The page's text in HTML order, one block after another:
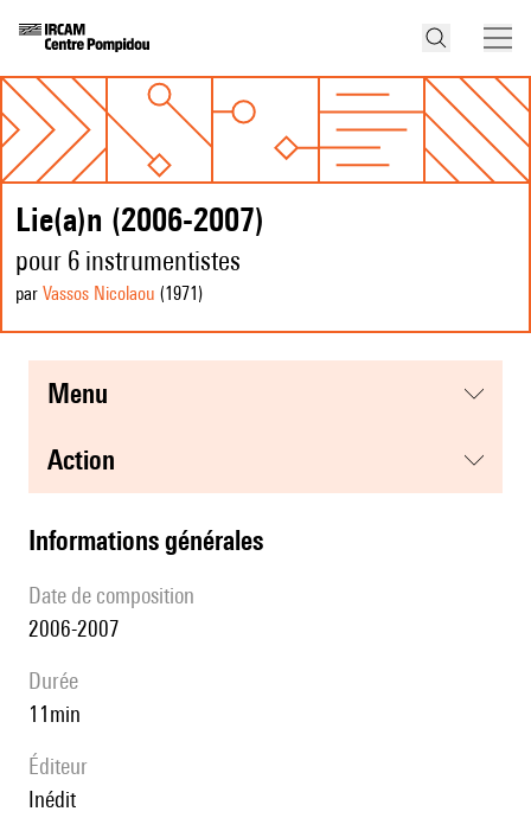
Lie(a)n (2006-2007)
pour 6 instrumentistes
par Vassos Nicolaou (1971 )
menu
action
informations générales
date de composition
2006-2007
durée
11min
éditeur
Inédit